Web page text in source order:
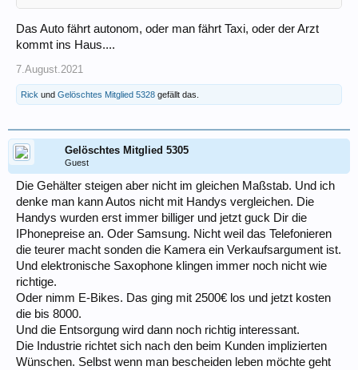
Das Auto fährt autonom, oder man fährt Taxi, oder der Arzt
kommt ins Haus....
7.August.2021
Rick und Gelöschtes Mitglied 5328 gefällt das.
Gelöschtes Mitglied 5305
Guest
Die Gehälter steigen aber nicht im gleichen Maßstab. Und ich
denke man kann Autos nicht mit Handys vergleichen. Die
Handys wurden erst immer billiger und jetzt guck Dir die
IPhonepreise an. Oder Samsung. Nicht weil das Telefonieren
die teurer macht sonden die Kamera ein Verkaufsargument ist.
Und elektronische Saxophone klingen immer noch nicht wie
richtige.
Oder nimm E-Bikes. Das ging mit 2500€ los und jetzt kosten
die bis 8000.
Und die Entsorgung wird dann noch richtig interessant.
Die Industrie richtet sich nach den beim Kunden implizierten
Wünschen. Selbst wenn man bescheiden leben möchte geht